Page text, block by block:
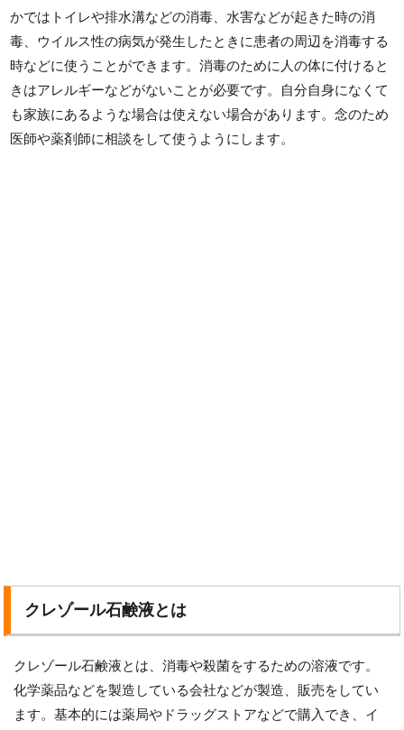
かではトイレや排水溝などの消毒、水害などが起きた時の消
毒、ウイルス性の病気が発生したときに患者の周辺を消毒する
時などに使うことができます。消毒のために人の体に付けると
きはアレルギーなどがないことが必要です。自分自身になくて
も家族にあるような場合は使えない場合があります。念のため
医師や薬剤師に相談をして使うようにします。
クレゾール石鹸液とは
クレゾール石鹸液とは、消毒や殺菌をするための溶液です。
化学薬品などを製造している会社などが製造、販売をしてい
ます。基本的には薬局やドラッグストアなどで購入でき、イ